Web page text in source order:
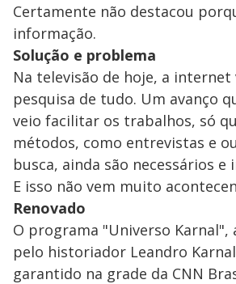
Certamente não destacou
informação.
Solução e problema
Na televisão de hoje, a internet
pesquisa de tudo. Um avanço
veio facilitar os trabalhos, só
métodos, como entrevistas e
busca, ainda são necessários e
E isso não vem muito
Renovado
O programa "Universo Karnal",
pelo historiador Leandro
garantido na grade da CNN